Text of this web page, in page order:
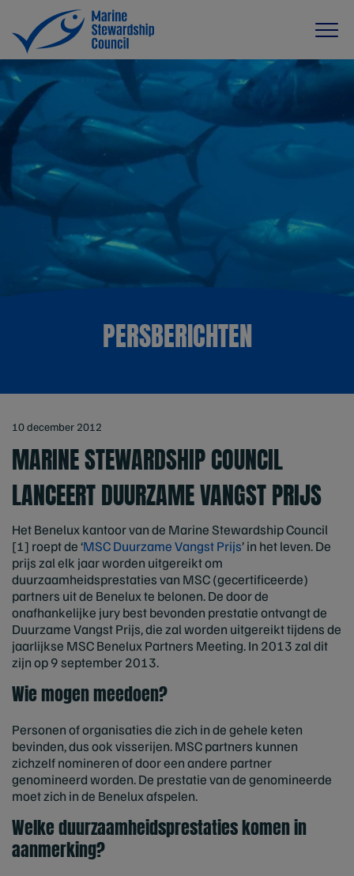
PERSBERICHTEN
10 december 2012
MARINE STEWARDSHIP COUNCIL
LANCEERT DUURZAME VANGST PRIJS
Het Benelux kantoor van de Marine Stewardship Council
[1] roept de ‘MSC Duurzame Vangst Prijs’ in het leven. De
prijs zal elk jaar worden uitgereikt om
duurzaamheidsprestaties van MSC (gecertificeerde)
partners uit de Benelux te belonen. De door de
onafhankelijke jury best bevonden prestatie ontvangt de
Duurzame Vangst Prijs, die zal worden uitgereikt tijdens de
jaarlijkse MSC Benelux Partners Meeting. In 2013 zal dit
zijn op 9 september 2013.
Wie mogen meedoen?
Personen of organisaties die zich in de gehele keten
bevinden, dus ook visserijen. MSC partners kunnen
zichzelf nomineren of door een andere partner
genomineerd worden. De prestatie van de genomineerde
moet zich in de Benelux afspelen.
Welke duurzaamheidsprestaties komen in
aanmerking?